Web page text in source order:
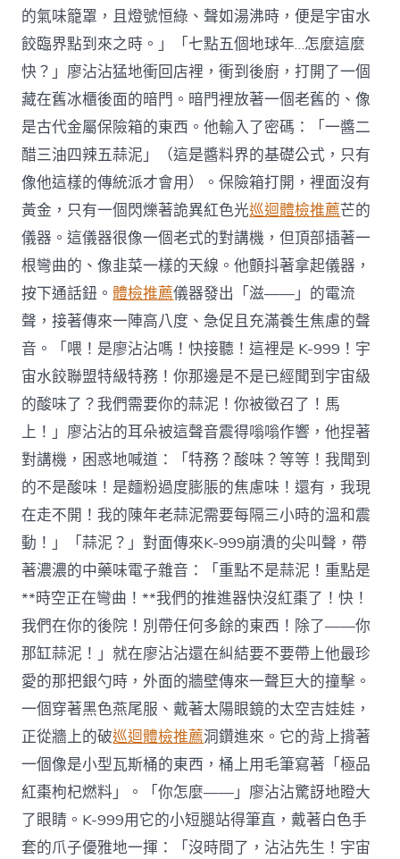
的氣味籠罩，且燈號恒綠、聲如湯沸時，便是宇宙水
餃臨界點到來之時。」「七點五個地球年…怎麼這麼
快？」廖沾沾猛地衝回店裡，衝到後廚，打開了一個
藏在舊冰櫃後面的暗門。暗門裡放著一個老舊的、像
是古代金屬保險箱的東西。他輸入了密碼：「一醬二
醋三油四辣五蒜泥」（這是醬料界的基礎公式，只有
像他這樣的傳統派才會用）。保險箱打開，裡面沒有
黃金，只有一個閃爍著詭異紅色光巡迴體檢推薦芒的
儀器。這儀器很像一個老式的對講機，但頂部插著一
根彎曲的、像韭菜一樣的天線。他顫抖著拿起儀器，
按下通話鈕。體檢推薦儀器發出「滋——」的電流
聲，接著傳來一陣高八度、急促且充滿養生焦慮的聲
音。「喂！是廖沾沾嗎！快接聽！這裡是 K-999！宇
宙水餃聯盟特級特務！你那邊是不是已經聞到宇宙級
的酸味了？我們需要你的蒜泥！你被徵召了！馬
上！」廖沾沾的耳朵被這聲音震得嗡嗡作響，他捏著
對講機，困惑地喊道：「特務？酸味？等等！我聞到
的不是酸味！是麵粉過度膨脹的焦慮味！還有，我現
在走不開！我的陳年老蒜泥需要每隔三小時的溫和震
動！」「蒜泥？」對面傳來K-999崩潰的尖叫聲，帶
著濃濃的中藥味電子雜音：「重點不是蒜泥！重點是
**時空正在彎曲！**我們的推進器快沒紅棗了！快！
我們在你的後院！別帶任何多餘的東西！除了——你
那缸蒜泥！」就在廖沾沾還在糾結要不要帶上他最珍
愛的那把銀勺時，外面的牆壁傳來一聲巨大的撞擊。
一個穿著黑色燕尾服、戴著太陽眼鏡的太空吉娃娃，
正從牆上的破巡迴體檢推薦洞鑽進來。它的背上揹著
一個像是小型瓦斯桶的東西，桶上用毛筆寫著「極品
紅棗枸杞燃料」。「你怎麼——」廖沾沾驚訝地瞪大
了眼睛。K-999用它的小短腿站得筆直，戴著白色手
套的爪子優雅地一揮：「沒時間了，沾沾先生！宇宙